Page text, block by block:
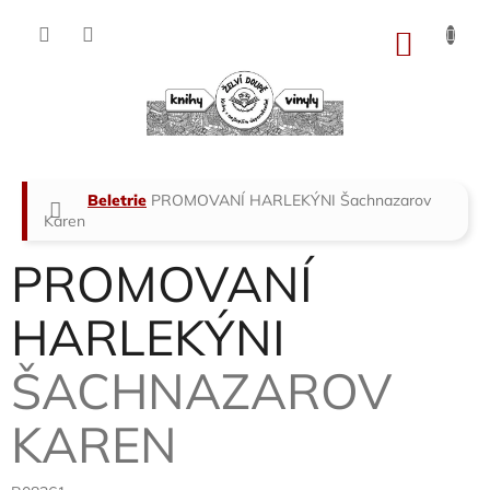
Domů
Beletrie PROMOVANÍ HARLEKÝNI Šachnazarov
Karen
PROMOVANÍ
HARLEKÝNI
ŠACHNAZAROV
KAREN